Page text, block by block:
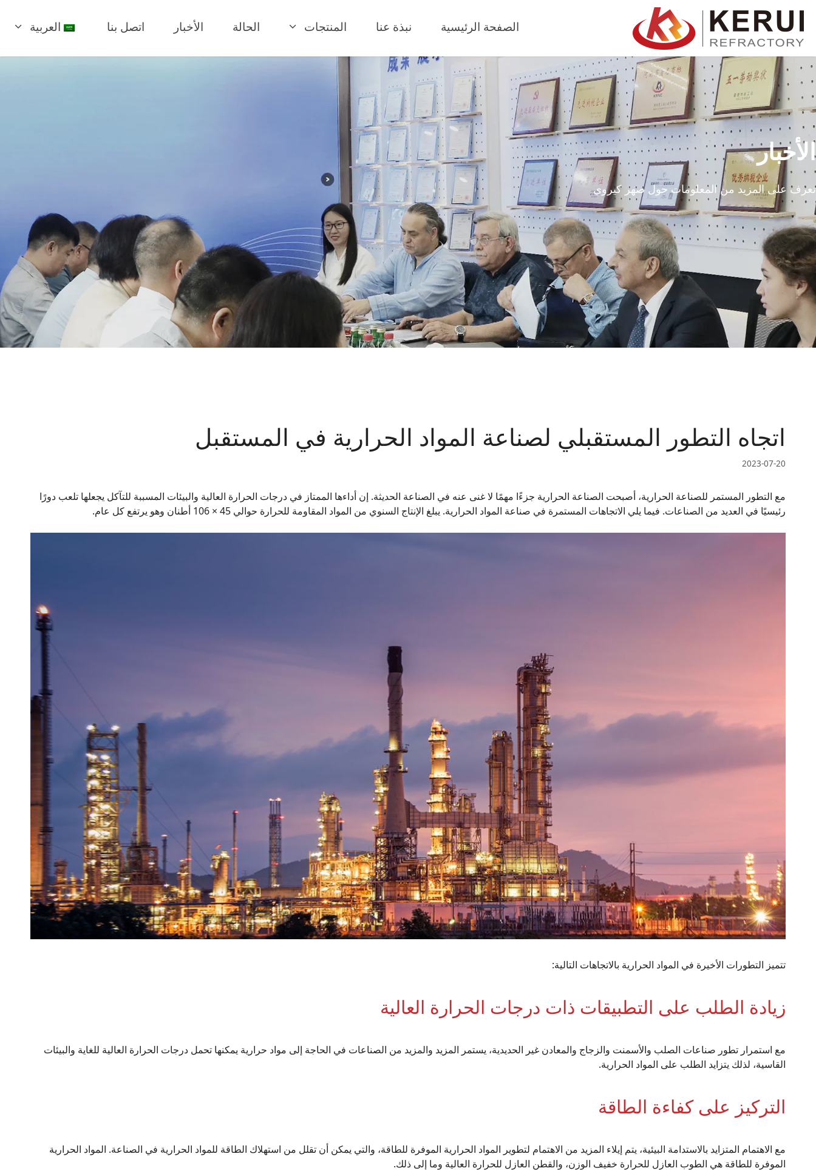
المحتوى
الصفحة الرئيسية نبذة عنا المنتجات الحالة الأخبار اتصل بنا العربية
日本語
Ελληνικά
Deutsch
الأخبار
تعرف على المزيد من المعلومات حول صهر كيروي
اتجاه التطور المستقبلي لصناعة المواد الحرارية في المستقبل
2023-07-20
مع التطور المستمر للصناعة الحرارية، أصبحت الصناعة الحرارية جزءًا مهمًا لا غنى عنه في الصناعة الحديثة. إن أداءها الممتاز في درجات الحرارة العالية والبيئات المسببة للتآكل يجعلها تلعب دورًا
رئيسيًا في العديد من الصناعات. فيما يلي الاتجاهات المستمرة في صناعة المواد الحرارية. يبلغ الإنتاج السنوي من المواد المقاومة للحرارة حوالي 45 × 106 أطنان وهو يرتفع كل عام.
تتميز التطورات الأخيرة في المواد الحرارية بالاتجاهات التالية:
زيادة الطلب على التطبيقات ذات درجات الحرارة العالية
مع استمرار تطور صناعات الصلب والأسمنت والزجاج والمعادن غير الحديدية، يستمر المزيد والمزيد من الصناعات في الحاجة إلى مواد حرارية يمكنها تحمل درجات الحرارة العالية للغاية والبيئات
القاسية، لذلك يتزايد الطلب على المواد الحرارية.
التركيز على كفاءة الطاقة
مع الاهتمام المتزايد بالاستدامة البيئية، يتم إيلاء المزيد من الاهتمام لتطوير المواد الحرارية الموفرة للطاقة، والتي يمكن أن تقلل من استهلاك الطاقة للمواد الحرارية في الصناعة. المواد الحرارية
الموفرة للطاقة هي الطوب العازل للحرارة خفيف الوزن، والقطن العازل للحرارة العالية وما إلى ذلك.